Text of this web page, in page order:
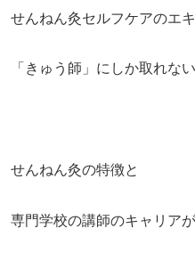
せんねん灸セルフケアのエ
「きゅう師」にしか取れな
せんねん灸の特徴と
専門学校の講師のキャリアが